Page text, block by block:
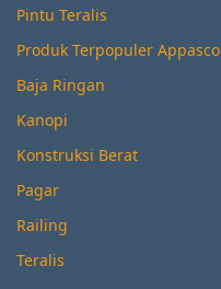
Pintu Teralis
Produk Terpopuler Appasco
Baja Ringan
Kanopi
Konstruksi Berat
Pagar
Railing
Teralis